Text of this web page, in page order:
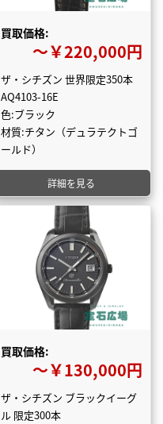
買取価格:
〜￥220,000円
ザ・シチズン 世界限定350本
AQ4103-16E
色:ブラック
材質:チタン（デュラテクトゴ
ールド）
詳細を見る
買取価格:
〜￥130,000円
ザ・シチズン ブラックイーグ
ル 限定300本